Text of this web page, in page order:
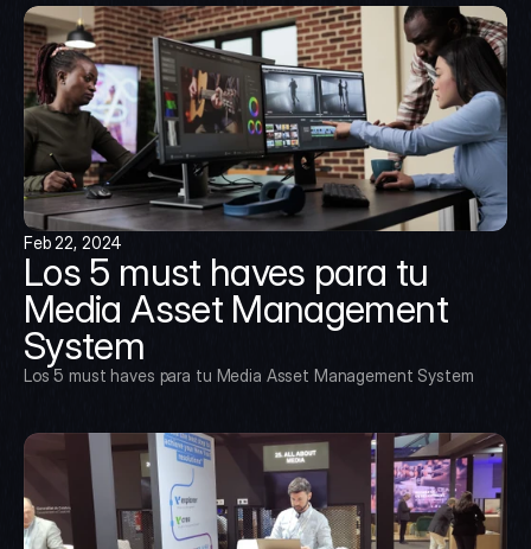
Feb 22, 2024
Los 5 must haves para tu
Media Asset Management
System
Los 5 must haves para tu Media Asset Management System